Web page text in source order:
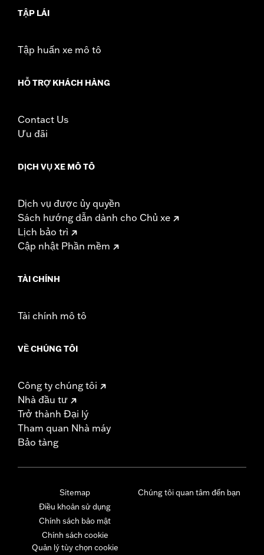
WARRANTY:
d.com/warranty
TẬP LÁI
Tập huấn xe mô tô
HỖ TRỢ KHÁCH HÀNG
Contact Us
Ưu đãi
DỊCH VỤ XE MÔ TÔ
Dịch vụ được ủy quyền
Sách hướng dẫn dành cho Chủ xe
Lịch bảo trì
Cập nhật Phần mềm
TÀI CHÍNH
Tài chính mô tô
VỀ CHÚNG TÔI
Công ty chúng tôi
Nhà đầu tư
Trở thành Đại lý
Tham quan Nhà máy
Bảo tàng
Sitemap
Điều khoản sử dụng
Chính sách bảo mật
Chính sách cookie
Quản lý tùy chọn cookie
Chúng tôi quan tâm đến bạn